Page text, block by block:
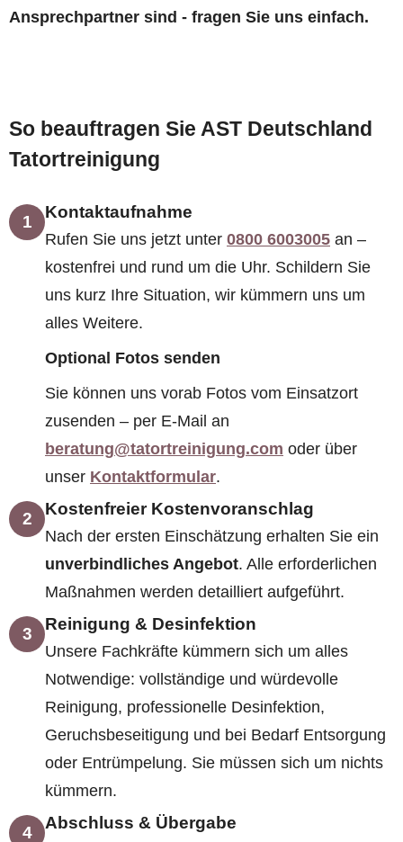
Ansprechpartner sind - fragen Sie uns einfach.
So beauftragen Sie AST Deutschland
Tatortreinigung
1 Kontaktaufnahme
Rufen Sie uns jetzt unter 0800 6003005 an –
kostenfrei und rund um die Uhr. Schildern Sie
uns kurz Ihre Situation, wir kümmern uns um
alles Weitere.
Optional Fotos senden
Sie können uns vorab Fotos vom Einsatzort
zusenden – per E-Mail an
beratung@tatortreinigung.com oder über
unser Kontaktformular.
2 Kostenfreier Kostenvoranschlag
Nach der ersten Einschätzung erhalten Sie ein
unverbindliches Angebot. Alle erforderlichen
Maßnahmen werden detailliert aufgeführt.
3 Reinigung & Desinfektion
Unsere Fachkräfte kümmern sich um alles
Notwendige: vollständige und würdevolle
Reinigung, professionelle Desinfektion,
Geruchsbeseitigung und bei Bedarf Entsorgung
oder Entrümpelung. Sie müssen sich um nichts
kümmern.
4 Abschluss & Übergabe